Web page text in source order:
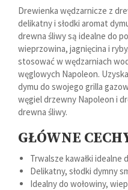
Drewienka wędzarnicze z
delikatny i słodki aromat
drewna śliwy są idealne do
wieprzowina, jagnięcina i
stosować w wędzarniach
węglowych Napoleon.
dymu do swojego grilla
węgiel drzewny Napoleon i
drewna śliwy.
GŁÓWNE
Trwalsze kawałki idealne
Delikatny, słodki dymny
Idealny do wołowiny,